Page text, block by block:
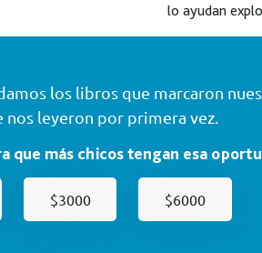
lo ayudan
los libros que marcaron
nos leyeron por primera vez.
que más chicos tengan esa
$3000 $6000